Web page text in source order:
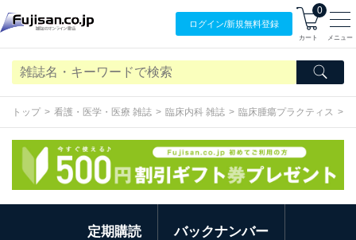
ログイン/新規無料登録
0
カート メニュー
トップ 看護・医学・医療 雑誌 臨床内科 雑誌 臨床腫瘍プラクティス
定期購読 バックナンバー